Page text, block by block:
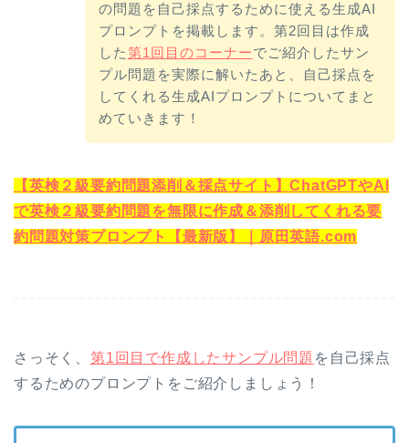
の問題を自己採点するために使える生成AI
プロンプトを掲載します。第2回目は作成
した第1回目のコーナーでご紹介したサン
プル問題を実際に解いたあと、自己採点を
してくれる生成AIプロンプトについてまと
めていきます！
【英検２級要約問題添削＆採点サイト】ChatGPTやAI
で英検２級要約問題を無限に作成＆添削してくれる要
約問題対策プロンプト【最新版】｜原田英語.com
さっそく、 第1回目で作成したサンプル問題 を自己採点
するためのプロンプトをご紹介しましょう！